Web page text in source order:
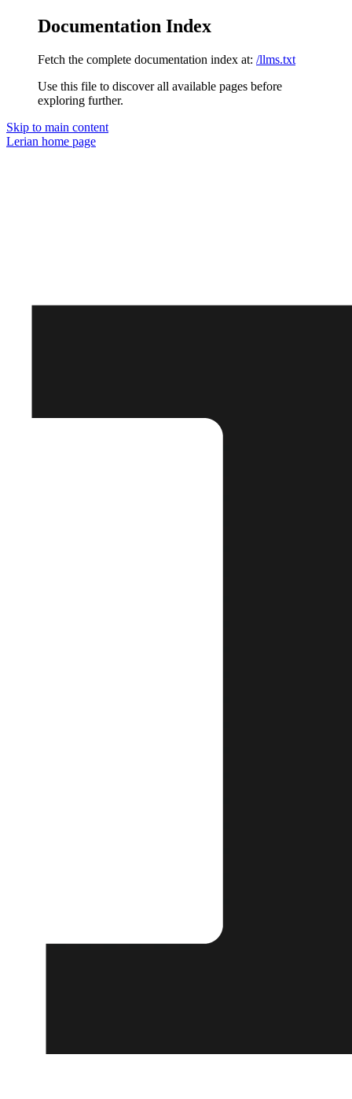
Documentation Index
Fetch the complete documentation index at: /llms.txt
Use this file to discover all available pages before
exploring further.
Skip to main content
Lerian home page